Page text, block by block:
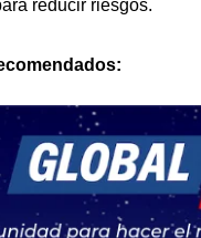
reducir riesgos.